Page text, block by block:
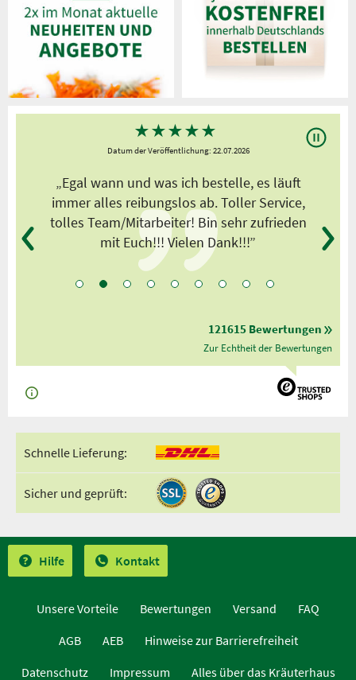
★★★★★
Datum der Veröffentlichung: 22.07.2026
„Egal wann und was ich bestelle, es läuft
immer alles reibungslos ab. Toller Service,
tolles Team/Mitarbeiter! Bin sehr zufrieden
mit Euch!!! Vielen Dank!!!”
121615 Bewertungen
Zur Echtheit der Bewertungen
Schnelle Lieferung:
Sicher und geprüft:
Hilfe Kontakt
Unsere Vorteile Bewertungen Versand
FAQ
AGB
AEB
Hinweise zur Barrierefreiheit
Datenschutz
Impressum Alles über das Kräuterhaus